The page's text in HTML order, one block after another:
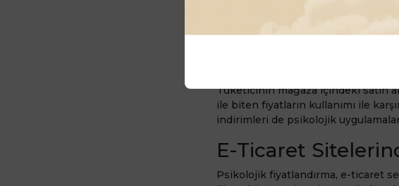
işletmeler ve firmalar, psikolojik
fiyatlandırmanın kullanım
Perakende
Perakende sektöründe özellikle
Tüketicinin mağaza içindeki satın
ile biten fiyatların kullanımı ile
indirimleri de psikolojik uygulamalar
E-Ticaret
Psikolojik fiyatlandırma, e-ticaret